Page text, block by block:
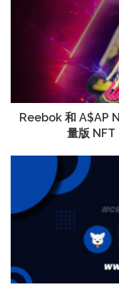
Reebok 和 A$AP
量版 NFT